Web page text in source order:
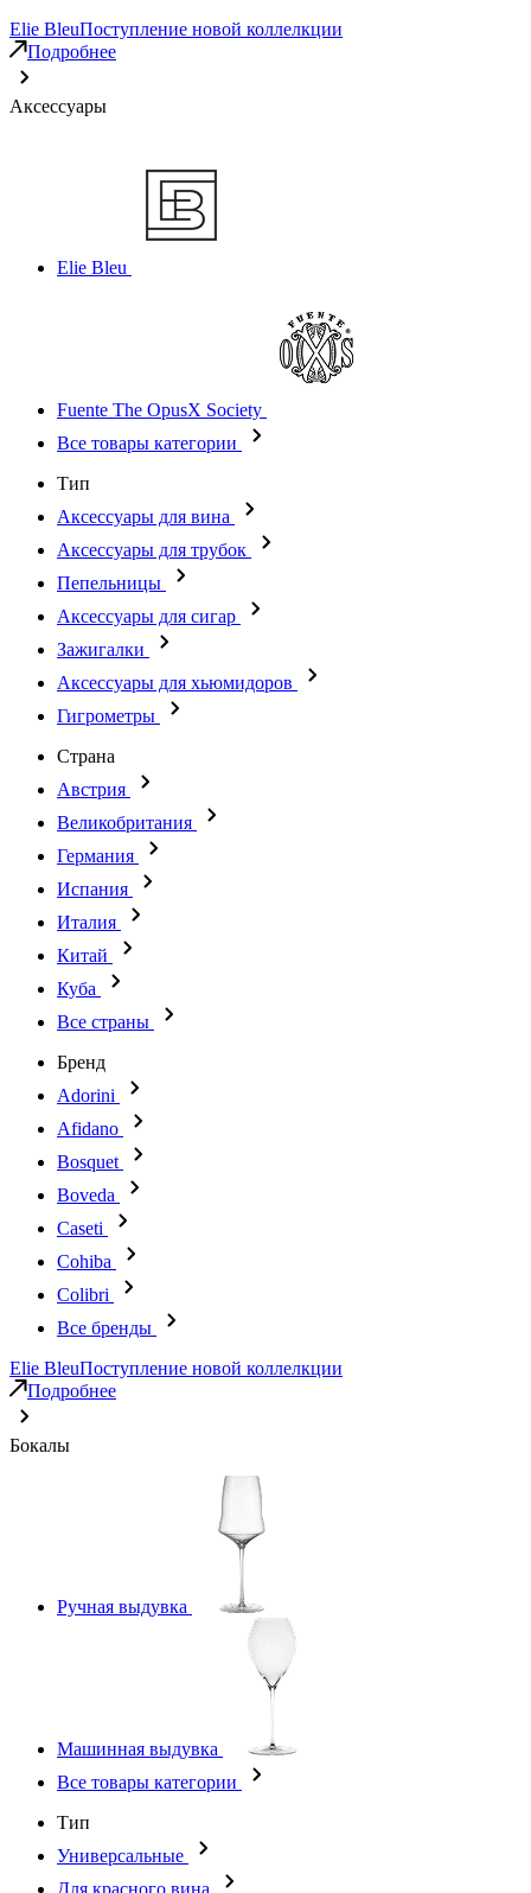
Elie BleuПоступление новой коллелкции
Подробнее
Аксессуары
Elie Bleu
Fuente The OpusX Society
Все товары категории
Тип
Аксессуары для вина
Аксессуары для трубок
Пепельницы
Аксессуары для сигар
Зажигалки
Аксессуары для хьюмидоров
Гигрометры
Страна
Австрия
Великобритания
Германия
Испания
Италия
Китай
Куба
Все страны
Бренд
Adorini
Afidano
Bosquet
Boveda
Caseti
Cohiba
Colibri
Все бренды
Elie BleuПоступление новой коллелкции
Подробнее
Бокалы
Ручная выдувка
Машинная выдувка
Все товары категории
Тип
Универсальные
Для красного вина